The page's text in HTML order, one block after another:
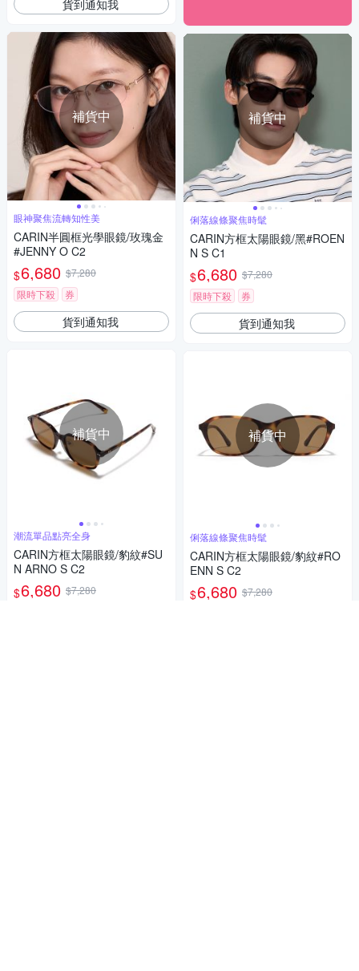
貨到通知我
補貨中
眼神聚焦流轉知性美
CARIN半圓框光學眼鏡/玫瑰金
#JENNY O C2
$6,680 $7,280
限時下殺
券
貨到通知我
補貨中
潮流單品點亮全身
CARIN方框太陽眼鏡/豹紋#SU
N ARNO S C2
$6,680 $7,280
補貨中
俐落線條聚焦時髦
CARIN方框太陽眼鏡/黑#ROEN
N S C1
$6,680 $7,280
限時下殺
券
貨到通知我
補貨中
俐落線條聚焦時髦
CARIN方框太陽眼鏡/豹紋#RO
ENN S C2
$6,680 $7,280